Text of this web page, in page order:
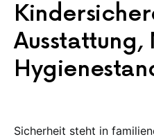
Sicherheit steht in